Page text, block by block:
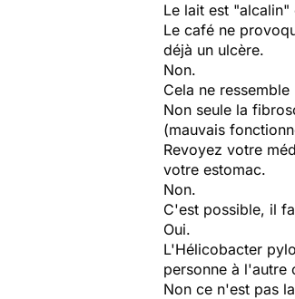
Le lait est
Le café ne
déjà un ulcère.
Non.
Cela ne
Non seule la
(mauvais
Revoyez votre
votre estomac.
Non.
C'est possible, il
Oui.
L'Hélicobacter
personne à l'autre
Non ce n'est pas